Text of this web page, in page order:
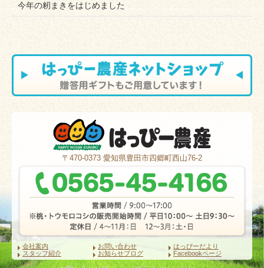
今年の籾まきをはじめました
〒470-0373 愛知県豊田市四郷町西山76-2
会社案内 お問い合わせ
はっぴーだより
スタッフ紹介
お知らせブログ Facebookページ